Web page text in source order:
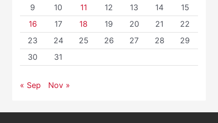
9
10 11 12 13 14
15
16
17 18 19 20 21
22
23
24 25 26 27 28
29
30
31
« Sep Nov »